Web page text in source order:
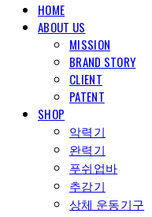
HOME
ABOUT US
MISSION
BRAND STORY
CLIENT
PATENT
SHOP
악력기
완력기
푸쉬업바
추감기
상체 운동기구